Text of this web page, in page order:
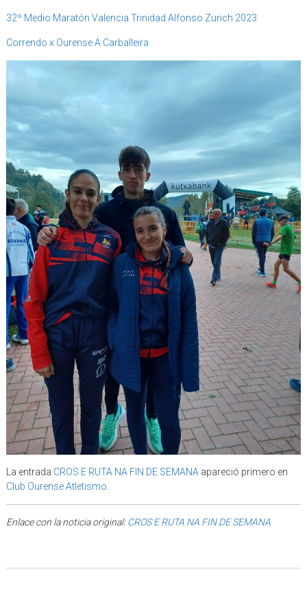
32º Medio Maratón Valencia Trinidad Alfonso Zurich 2023
Correndo x Ourense A Carballeira
La entrada CROS E RUTA NA FIN DE SEMANA apareció primero en
Club Ourense Atletismo
Enlace con la noticia original:CROS E RUTA NA FIN DE SEMANA